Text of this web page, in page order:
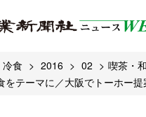
冷食 2016 02
喫茶・
をテーマに／大阪でトーホー提